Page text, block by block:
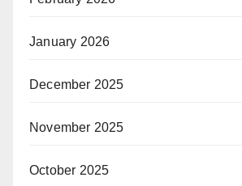
January 2026
December 2025
November 2025
October 2025